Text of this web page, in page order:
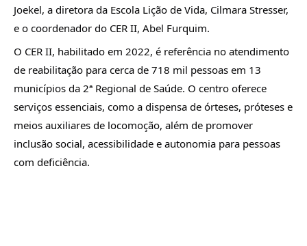
Joekel, a diretora da Escola Lição de Vida, Cilmara Stresser,
e o coordenador do CER II, Abel Furquim.
O CER II, habilitado em 2022, é referência no atendimento
de reabilitação para cerca de 718 mil pessoas em 13
municípios da 2ª Regional de Saúde. O centro oferece
serviços essenciais, como a dispensa de órteses, próteses e
meios auxiliares de locomoção, além de promover
inclusão social, acessibilidade e autonomia para pessoas
com deficiência.